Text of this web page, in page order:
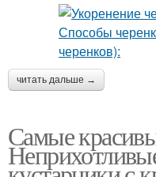
читать дальше →
Самые